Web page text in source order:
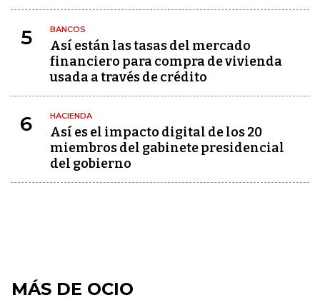
5 BANCOS
Así están las tasas del mercado
financiero para compra de vivienda
usada a través de crédito
6 HACIENDA
Así es el impacto digital de los 20
miembros del gabinete presidencial
del gobierno
MÁS DE OCIO